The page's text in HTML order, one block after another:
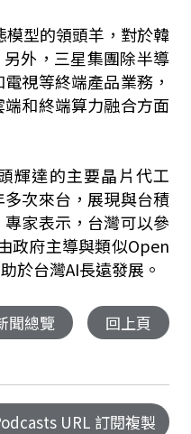
模型的領頭羊，對於韓
外，三星集團除半導
視等終端產品業務，
和終端算力融合方面
輝達的主要晶片代工
次來台，展現與台積
家表示，台灣可以參
政府主導與類似Open
於台灣AI長遠發展。
聞總覽 回上頁
URL 訂閱複製